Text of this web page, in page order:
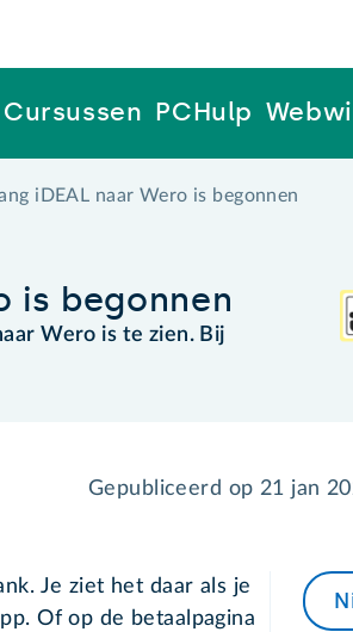
Cursussen PCHulp
iDEAL naar Wero is begonnen
is begonnen
Wero is te zien. Bij
Gepubliceerd op 21 jan
Je ziet het daar als je
Of op de betaalpagina